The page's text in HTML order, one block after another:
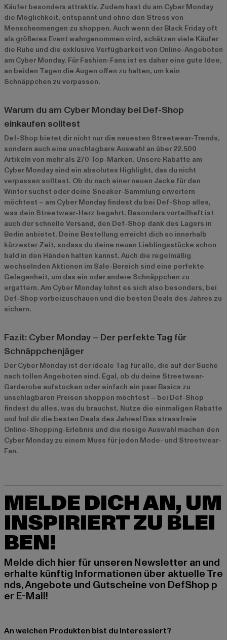
Käufer besonders attraktiv. Zudem hast du am Cyber Monday
die Möglichkeit, entspannt und ohne den Stress von
Menschenmengen zu shoppen. Auch wenn der Black Friday oft
als größeres Event wahrgenommen wird, schätzen viele Käufer
die Ruhe und die exklusive Verfügbarkeit von Online-Angeboten
am Cyber Monday. Für Fashion-Fans ist es daher eine gute Idee,
an beiden Tagen die Augen offen zu halten, um kein
Schnäppchen zu verpassen.
Warum du am Cyber Monday bei Def-Shop
einkaufen solltest
Def-Shop bietet dir nicht nur die neuesten Streetwear-Trends,
sondern auch eine unschlagbare Auswahl an über 22.500
Artikeln von mehr als 270 Top-Marken. Unsere Rabatte am
Cyber Monday sind ein absolutes Highlight, das du nicht
verpassen solltest. Ob du nach einer neuen Jacke für den
Winter suchst oder deine Sneaker-Sammlung erweitern
möchtest – am Cyber Monday findest du bei Def-Shop alles,
was dein Streetwear-Herz begehrt. Besonders vorteilhaft ist
auch der schnelle Versand, den Def-Shop dank des Lagers in
Berlin anbietet. Deine Bestellung erreicht dich so innerhalb
kürzester Zeit, sodass du deine neuen Lieblingsstücke schon
bald in den Händen halten kannst. Auch die regelmäßig
wechselnden Aktionen im Sale-Bereich sind eine perfekte
Gelegenheit, um das ein oder andere Schnäppchen zu
ergattern. Am Cyber Monday lohnt es sich also besonders, bei
Def-Shop vorbeizuschauen und die besten Deals des Jahres zu
sichern.
Fazit: Cyber Monday – Der perfekte Tag für
Schnäppchenjäger
Der Cyber Monday ist der ideale Tag für alle, die auf der Suche
nach tollen Angeboten sind. Egal, ob du deine Streetwear-
Garderobe aufstocken oder einfach ein paar Basics zu
unschlagbaren Preisen shoppen möchtest – bei Def-Shop
findest du alles, was du brauchst. Nutze die einmaligen Rabatte
und hol dir die besten Deals des Jahres! Das stressfreie
Online-Shopping-Erlebnis und die riesige Auswahl machen den
Cyber Monday zu einem Muss für jeden Mode- und Streetwear-
Fan.
MELDE DICH AN, UM
INSPIRIERT ZU BLEI
BEN!
Melde dich hier für unseren Newsletter an und
erhalte künftig Informationen über aktuelle Tre
nds, Angebote und Gutscheine von DefShop p
er E-Mail!
An welchen Produkten bist du interessiert?